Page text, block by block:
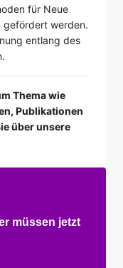
für Neue
gefördert werden.
entlang des
Thema wie
Publikationen
über unsere
müssen jetzt